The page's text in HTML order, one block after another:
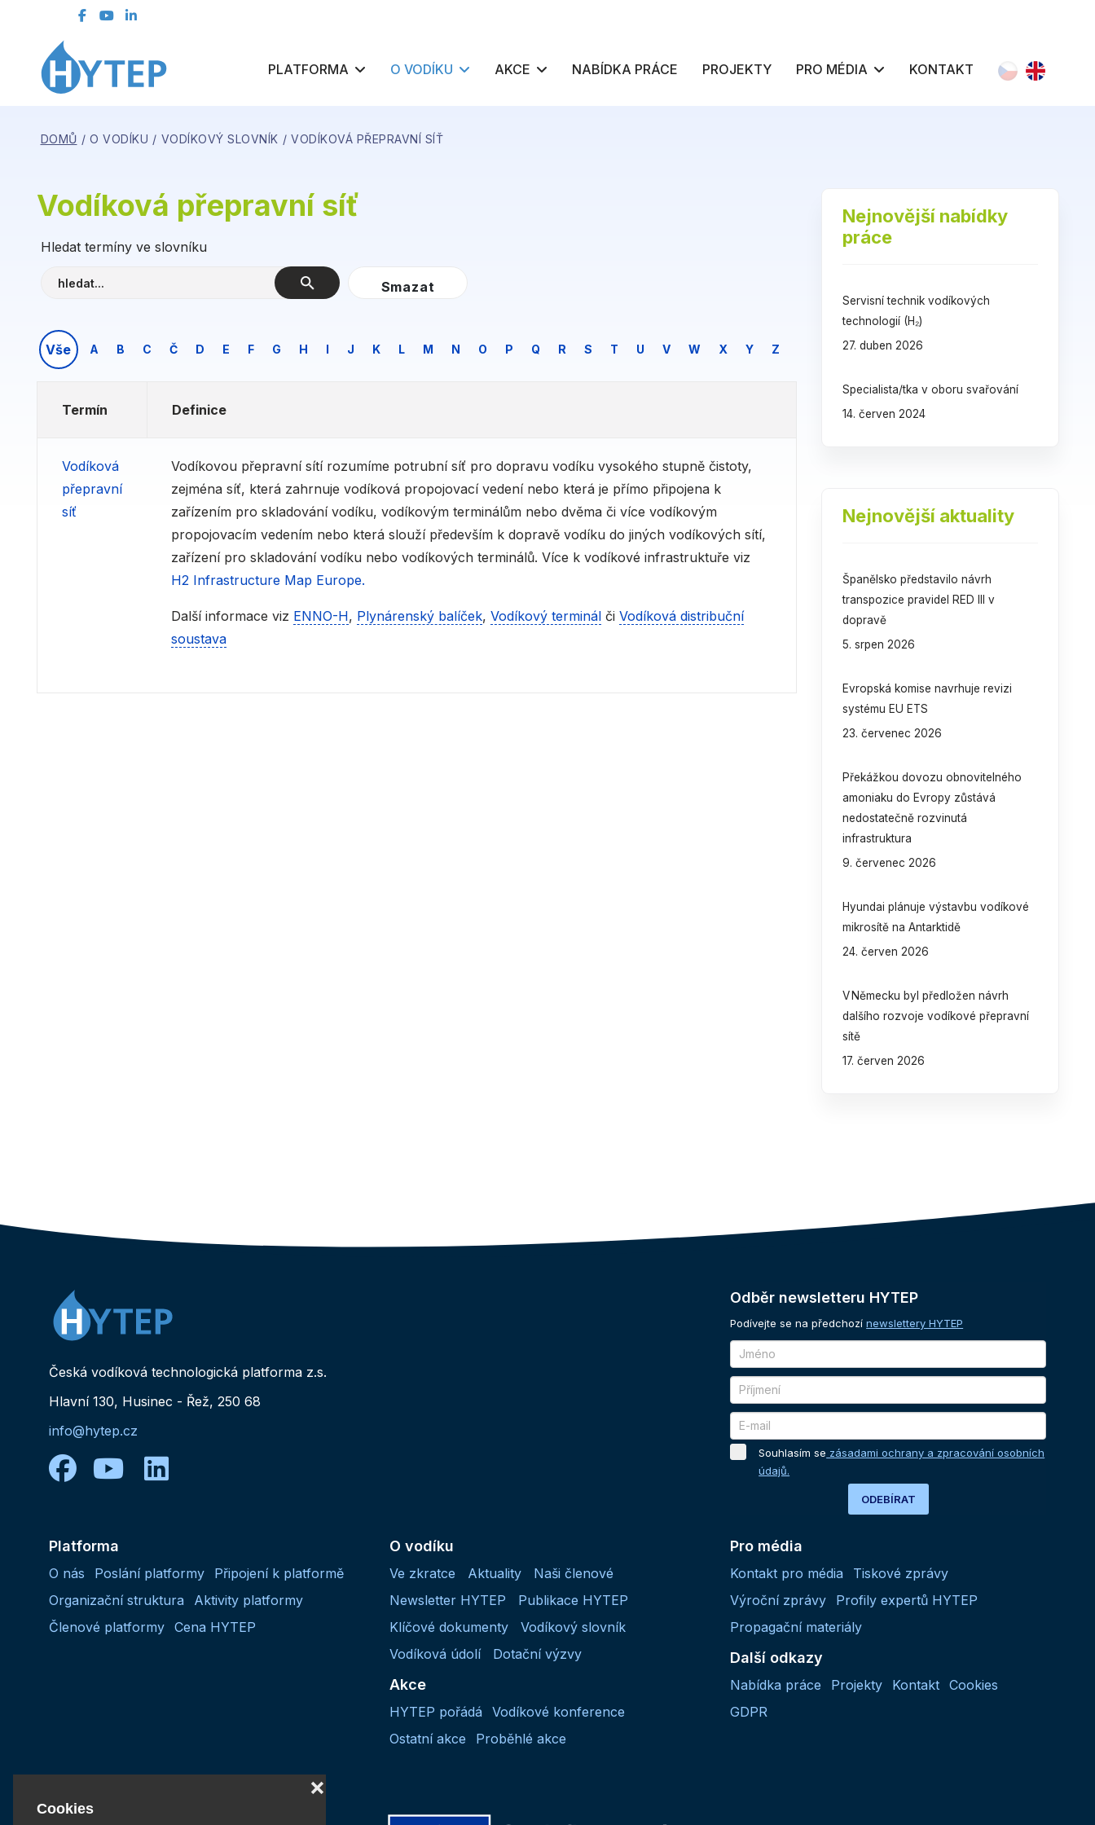
Cookies
❌
ČLENSKÁ SEKCE
PLATFORMA O VODÍKU AKCE NABÍDKA PRÁCE PROJEKTY PRO MÉDIA KONTAKT Zvolte jazyk
DOMŮ O VODÍKU VODÍKOVÝ SLOVNÍK VODÍKOVÁ PŘEPRAVNÍ SÍŤ
Vodíková přepravní síť
Hledat termíny ve slovníku
Vše A B C Č D E F G H I J K L M N O P Q R S T U V W X Y Z
Termín Definice
Vodíková
přepravní
síť
Vodíkovou přepravní sítí rozumíme potrubní síť pro dopravu vodíku vysokého stupně čistoty,
zejména síť, která zahrnuje vodíková propojovací vedení nebo která je přímo připojena k
zařízením pro skladování vodíku, vodíkovým terminálům nebo dvěma či více vodíkovým
propojovacím vedením nebo která slouží především k dopravě vodíku do jiných vodíkových sítí,
zařízení pro skladování vodíku nebo vodíkových terminálů. Více k vodíkové infrastruktuře viz
H2 Infrastructure Map Europe.
Další informace viz ENNO-H, Plynárenský balíček, Vodíkový terminálči Vodíková distribuční
soustava
Nejnovější nabídky
práce
Servisní technik vodíkových
technologií (H₂)
27. duben 2026
Specialista/tka v oboru svařování
14. červen 2024
Nejnovější aktuality
Španělsko představilo návrh
transpozice pravidel RED III v
dopravě
5. srpen 2026
Evropská komise navrhuje revizi
systému EU ETS
23. červenec 2026
Překážkou dovozu obnovitelného
amoniaku do Evropy zůstává
nedostatečně rozvinutá
infrastruktura
9. červenec 2026
Hyundai plánuje výstavbu vodíkové
mikrosítě na Antarktidě
24. červen 2026
V Německu byl předložen návrh
dalšího rozvoje vodíkové přepravní
sítě
17. červen 2026
Česká vodíková technologická platforma z.s.
Hlavní 130, Husinec - Řež, 250 68
info@hytep.cz
facebook
youtube
linkedin
Odběr newsletteru HYTEP
Podívejte se na předchozí newslettery HYTEP
Souhlasím se zásadami ochrany a zpracování osobních
údajů.
ODEBÍRAT
Platforma
O nás Poslání platformy
Připojení k platformě
Organizační struktura
Aktivity platformy
Členové platformy
Cena HYTEP
O vodíku
Ve zkratce Aktuality
Naši členové
Newsletter HYTEP
Publikace HYTEP
Klíčové dokumenty
Vodíkový slovník
Vodíková údolí
Dotační výzvy
Akce
HYTEP pořádá
Vodíkové konference
Ostatní akce
Proběhlé akce
Pro média
Kontakt pro média
Tiskové zprávy
Výroční zprávy
Profily expertů HYTEP
Propagační materiály
Další odkazy
Nabídka práce Projekty Kontakt
Cookies
GDPR